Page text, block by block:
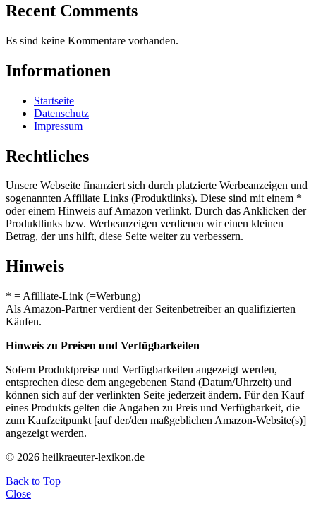
Recent Comments
Es sind keine Kommentare vorhanden.
Informationen
Startseite
Datenschutz
Impressum
Rechtliches
Unsere Webseite finanziert sich durch platzierte Werbeanzeigen und
sogenannten Affiliate Links (Produktlinks). Diese sind mit einem *
oder einem Hinweis auf Amazon verlinkt. Durch das Anklicken der
Produktlinks bzw. Werbeanzeigen verdienen wir einen kleinen
Betrag, der uns hilft, diese Seite weiter zu verbessern.
Hinweis
* = Afilliate-Link (=Werbung)
Als Amazon-Partner verdient der Seitenbetreiber an qualifizierten
Käufen.
Hinweis zu Preisen und Verfügbarkeiten
Sofern Produktpreise und Verfügbarkeiten angezeigt werden,
entsprechen diese dem angegebenen Stand (Datum/Uhrzeit) und
können sich auf der verlinkten Seite jederzeit ändern. Für den Kauf
eines Produkts gelten die Angaben zu Preis und Verfügbarkeit, die
zum Kaufzeitpunkt [auf der/den maßgeblichen Amazon-Website(s)]
angezeigt werden.
© 2026 heilkraeuter-lexikon.de
Back to Top
Close